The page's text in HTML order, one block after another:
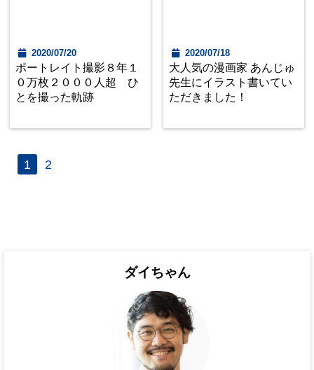
2020/07/20
ポートレイト撮影８年１
０万枚２０００人超 ひ
とを撮った軌跡
2020/07/18
大人気の漫画家 あんじゅ
先生にイラスト書いてい
ただきました！
1 2
ダイちゃん